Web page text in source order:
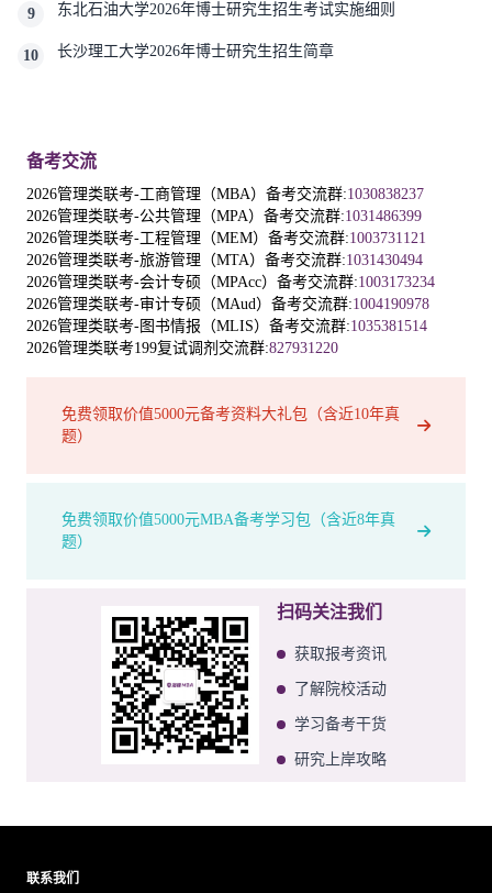
9
东北石油大学2026年博士研究生招生考试实施细则
10 长沙理工大学2026年博士研究生招生简章
备考交流
2026管理类联考-工商管理（MBA）备考交流群:1030838237
2026管理类联考-公共管理（MPA）备考交流群:1031486399
2026管理类联考-工程管理（MEM）备考交流群:1003731121
2026管理类联考-旅游管理（MTA）备考交流群:1031430494
2026管理类联考-会计专硕（MPAcc）备考交流群:1003173234
2026管理类联考-审计专硕（MAud）备考交流群:1004190978
2026管理类联考-图书情报（MLIS）备考交流群:1035381514
2026管理类联考199复试调剂交流群:827931220
免费领取价值5000元备考资料大礼包（含近10年真
题）
免费领取价值5000元MBA备考学习包（含近8年真
题）
扫码关注我们
获取报考资讯
了解院校活动
学习备考干货
研究上岸攻略
联系我们